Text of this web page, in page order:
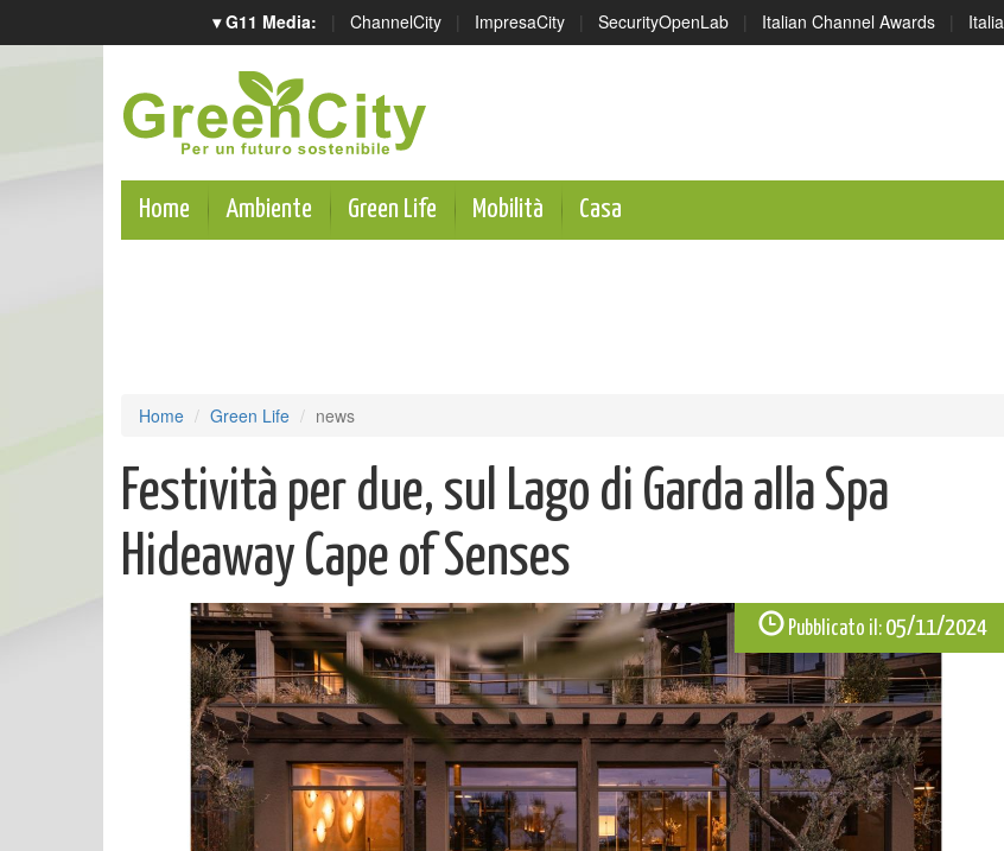
▾ G11 Media: | ChannelCity | ImpresaCity | SecurityOpenLab | Italian Channel Awards |
Home Ambiente Green Life Mobilità Casa
Home Green Life news
Festività per due, sul Lago di Garda alla Spa
Hideaway Cape of Senses
Pubblicato il: 05/11/2024